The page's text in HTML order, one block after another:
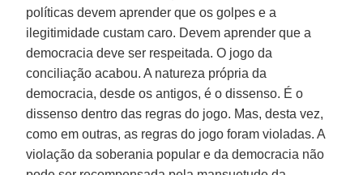
políticas devem aprender que os golpes e a
ilegitimidade custam caro. Devem aprender que a
democracia deve ser respeitada. O jogo da
conciliação acabou. A natureza própria da
democracia, desde os antigos, é o dissenso. É o
dissenso dentro das regras do jogo. Mas, desta vez,
como em outras, as regras do jogo foram violadas. A
violação da soberania popular e da democracia não